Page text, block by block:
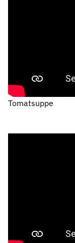
Tomatsuppe